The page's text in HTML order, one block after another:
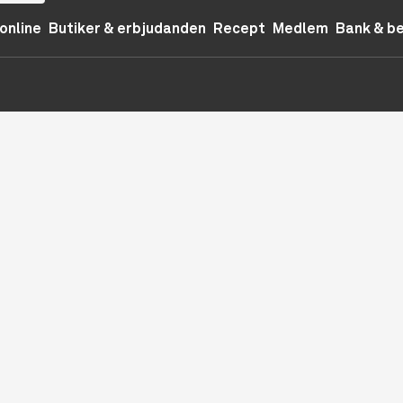
Butiker & erbjudanden Recept Medlem Bank &